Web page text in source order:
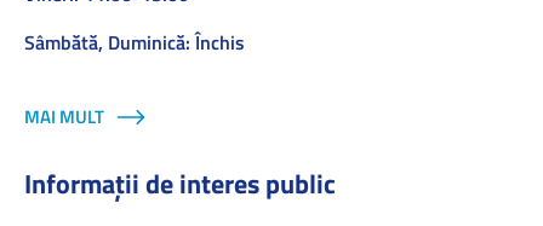
Sâmbătă, Duminică: Închis
MAI MULT
Informații de interes public